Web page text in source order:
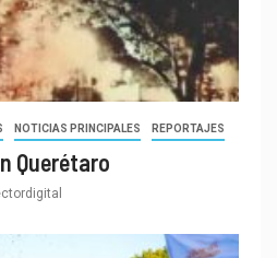
NOTICIAS PRINCIPALES REPORTAJES
Querétaro